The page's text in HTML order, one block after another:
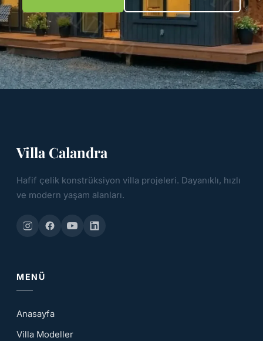
Villa Calandra
Hafif çelik konstrüksiyon villa projeleri. Dayanıklı, hızlı
ve modern yaşam alanları.
MENÜ
Anasayfa
Villa Modeller